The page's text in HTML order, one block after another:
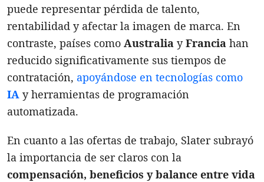
puede representar pérdida de talento,
rentabilidad y afectar la imagen de marca. En
contraste, países como Australia yFrancia han
reducido significativamente sus tiempos de
contratación, apoyándose en tecnologías como
IA y herramientas de programación
automatizada.
En cuanto a las ofertas de trabajo, Slater subrayó
la importancia de ser claros con la
compensación, beneficios y balance entre vida